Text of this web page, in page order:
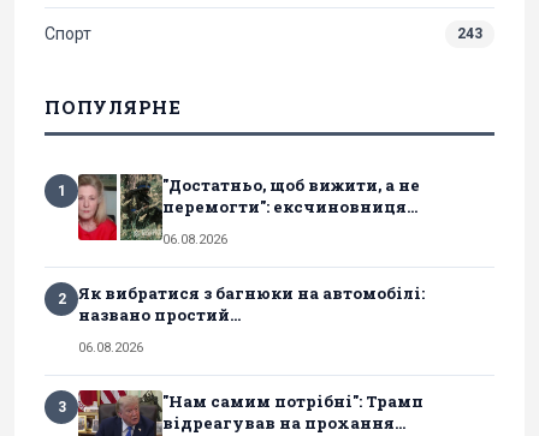
Спорт 243
ПОПУЛЯРНЕ
1
"Достатньо, щоб вижити, а не
перемогти": ексчиновниця...
06.08.2026
2
Як вибратися з багнюки на автомобілі:
названо простий...
06.08.2026
3
"Нам самим потрібні": Трамп
відреагував на прохання...